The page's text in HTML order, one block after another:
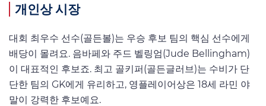
개인상 시장
대회 최우수 선수(골든볼)는 우승 후보 팀의 핵심 선수에게
배당이 몰려요. 음바페와 주드 벨링엄(Jude Bellingham)
이 대표적인 후보죠. 최고 골키퍼(골든글러브)는 수비가 단
단한 팀의 GK에게 유리하고, 영플레이어상은 18세 라민 야
말이 강력한 후보예요.